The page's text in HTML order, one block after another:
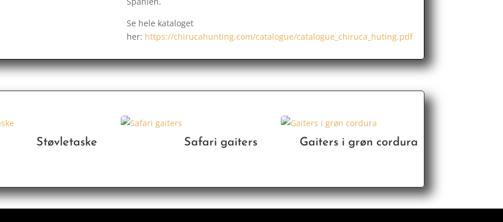
Se hele kataloget
her: https://chirucahunting.com/catalogue/catalogue_chiruca_huting.pdf
Støvletaske Safari gaiters Gaiters i grøn cordura